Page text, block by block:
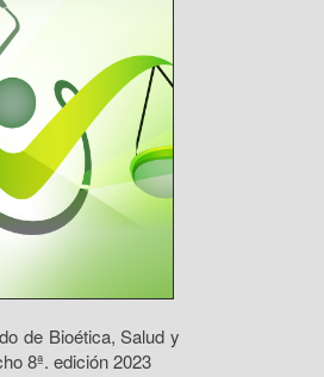
de Bioética, Salud y
8ª. edición 2023